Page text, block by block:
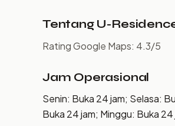
Tentang U-
Rating Google Maps: 4.3/5
Jam Operasional
Senin: Buka 24 jam; Selasa:
Buka 24 jam; Minggu: Buka 24